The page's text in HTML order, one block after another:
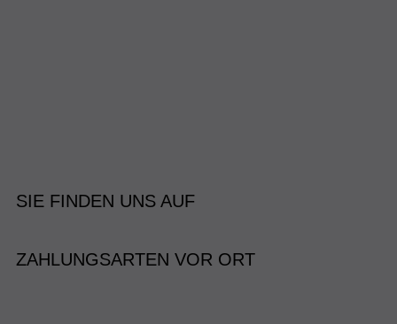
SIE FINDEN UNS AUF
ZAHLUNGSARTEN VOR ORT